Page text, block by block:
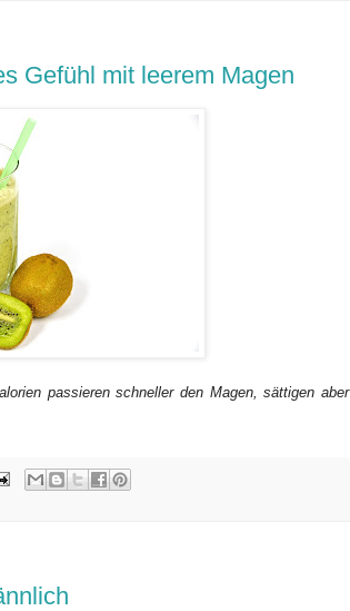
Gefühl mit leerem Magen
passieren schneller den Magen, sättigen aber